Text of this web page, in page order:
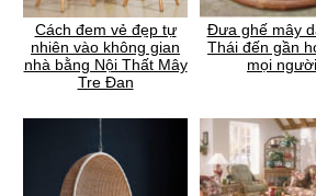
Cách đem vẻ đẹp tự
nhiên vào không gian
nhà bằng Nội Thất Mây
Tre Đan
Đưa ghế mây
Thái đến gần
mọi người